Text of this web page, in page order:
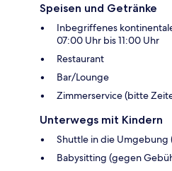
Speisen und Getränke
Inbegriffenes
07:00 Uhr bis 11:00 Uhr
Restaurant
Bar/Lounge
Zimmerservice (bitte
Unterwegs mit Kindern
Shuttle in die Umgebung
Babysitting (gegen